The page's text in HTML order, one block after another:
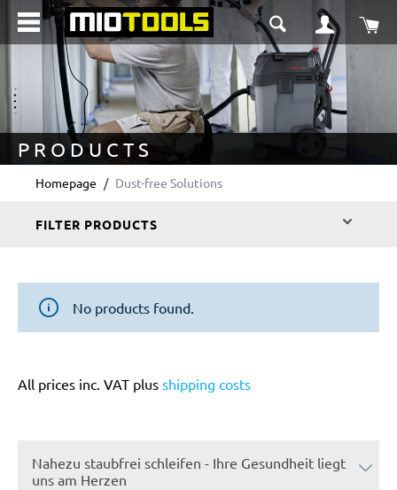
content
PRODUCTS
Homepage Dust-free Solutions
FILTER PRODUCTS
No products found.
All prices inc. VAT plus shipping costs
Nahezu staubfrei schleifen - Ihre Gesundheit liegt
uns am Herzen